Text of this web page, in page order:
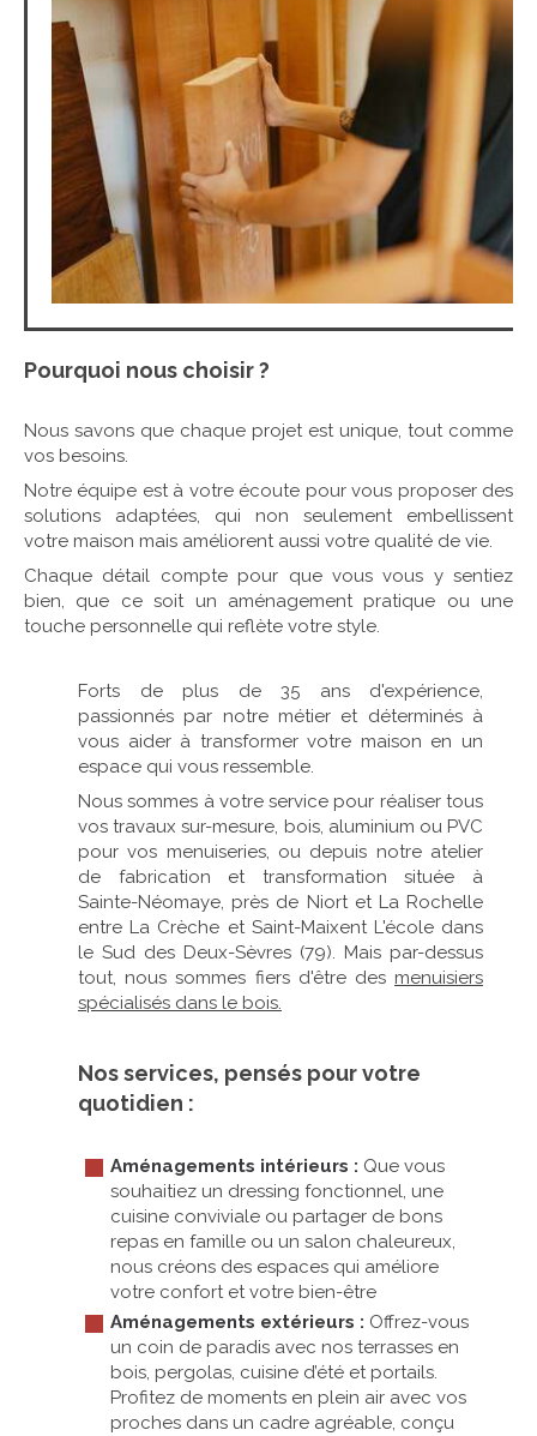
Pourquoi nous choisir ?
Nous savons que chaque projet est unique, tout comme
vos besoins.
Notre équipe est à votre écoute pour vous proposer des
solutions adaptées, qui non seulement embellissent
votre maison mais améliorent aussi votre qualité de vie.
Chaque détail compte pour que vous vous y sentiez
bien, que ce soit un aménagement pratique ou une
touche personnelle qui reflète votre style.
Forts de plus de 35 ans d'expérience,
passionnés par notre métier et déterminés à
vous aider à transformer votre maison en un
espace qui vous ressemble.
Nous sommes à votre service pour réaliser tous
vos travaux sur-mesure, bois, aluminium ou PVC
pour vos menuiseries, ou depuis notre atelier
de fabrication et transformation située à
Sainte-Néomaye, près de Niort et La Rochelle
entre La Crèche et Saint-Maixent L'école dans
le Sud des Deux-Sèvres (79). Mais par-dessus
tout, nous sommes fiers d'être des menuisiers
spécialisés dans le bois.
Nos services, pensés pour votre
quotidien :
Aménagements intérieurs : Que vous
souhaitiez un dressing fonctionnel, une
cuisine conviviale ou partager de bons
repas en famille ou un salon chaleureux,
nous créons des espaces qui améliore
votre confort et votre bien-être
Aménagements extérieurs : Offrez-vous
un coin de paradis avec nos terrasses en
bois, pergolas, cuisine d’été et portails.
Profitez de moments en plein air avec vos
proches dans un cadre agréable, conçu